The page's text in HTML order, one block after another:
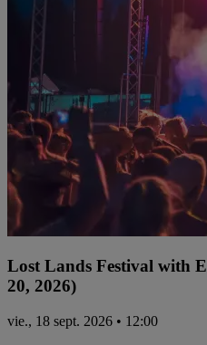
Lost Lands Festival with
20, 2026)
vie., 18 sept. 2026 • 12:00